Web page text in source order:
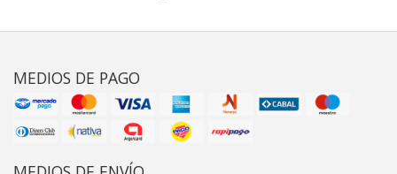
MEDIOS DE PAGO